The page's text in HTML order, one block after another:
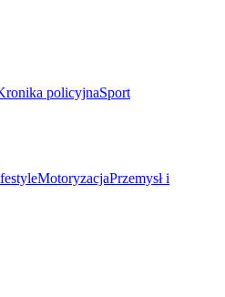
policyjnaSport
MotoryzacjaPrzemysł i